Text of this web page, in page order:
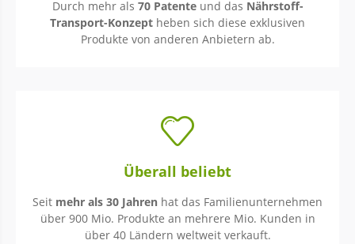
Durch mehr als 70 Patenteund das Nährstoff-
Transport-Konzept heben sich diese exklusiven
Produkte von anderen Anbietern ab.
Überall beliebt
Seit mehr als 30 Jahren hat das Familienunternehmen
über 900 Mio. Produkte an mehrere Mio. Kunden in
über 40 Ländern weltweit verkauft.